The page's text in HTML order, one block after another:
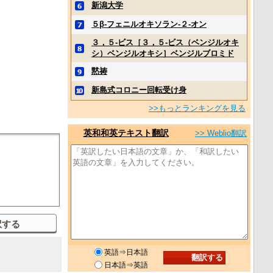
新潟大学
５β‐フェニルオキソラン‐２‐オン
３，５‐ビス［３，５‐ビス（ベンジルオキ
シ）ベンジルオキシ］ベンジルブロミド
黙祷
新島式コロニー回転受け身
>>もっとランキングを見る
英和和英テキスト翻訳 >> Weblio翻訳
英語⇒日本語
日本語⇒英語